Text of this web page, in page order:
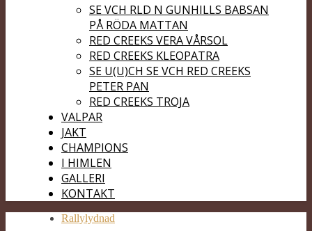
SE VCH RLD N GUNHILLS BABSAN
PÅ RÖDA MATTAN
RED CREEKS VERA VÅRSOL
RED CREEKS KLEOPATRA
SE U(U)CH SE VCH RED CREEKS
PETER PAN
RED CREEKS TROJA
VALPAR
JAKT
CHAMPIONS
I HIMLEN
GALLERI
KONTAKT
Rallylydnad